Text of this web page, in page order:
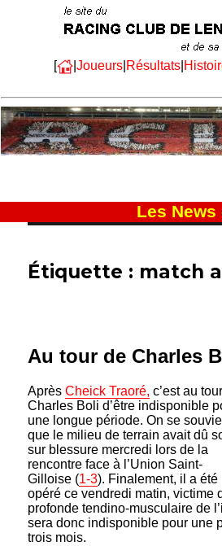
[ | Joueurs| Résultats|
Les News
Étiquette : match
Au tour de Charles
AprèsCheick Traoré, c’est au
Charles Boli d’être indisponible
une longue période. On se
que le milieu de terrain avait dû
sur blessure mercredi lors de la
rencontre face à l’Union Saint-
Gilloise (1-3). Finalement, il a été
opéré ce vendredi matin, victime
profonde tendino-musculaire de
sera donc indisponible pour une
trois mois.